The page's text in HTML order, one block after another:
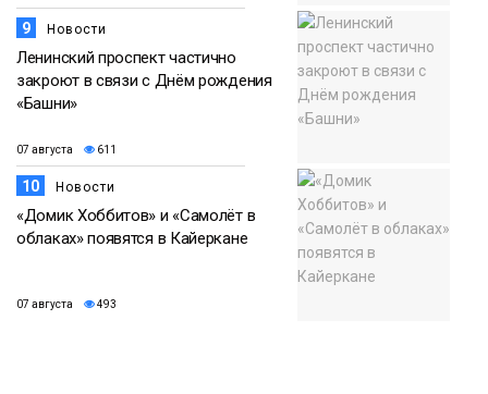
9 Новости
Ленинский проспект частично
закроют в связи с Днём рождения
«Башни»
07 августа 611
10 Новости
«Домик Хоббитов» и «Самолёт в
облаках» появятся в Кайеркане
07 августа 493